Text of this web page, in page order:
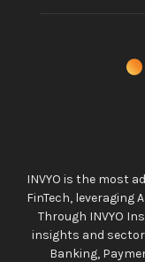
INVYO is the most
FinTech, leveraging
Through INVYO
insights and
Banking,